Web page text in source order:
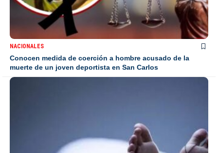
NACIONALES
Conocen medida de coerción a hombre acusado de la
muerte de un joven deportista en San Carlos